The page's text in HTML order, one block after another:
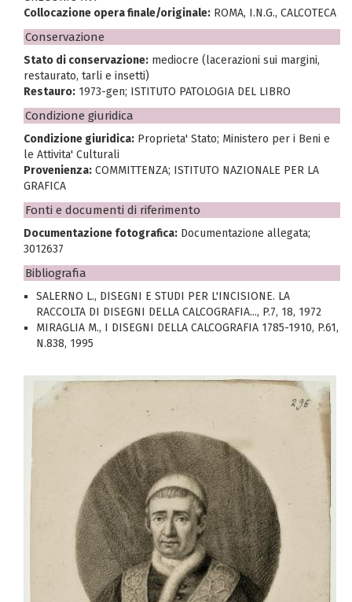
Collocazione opera finale/originale: ROMA, I.N.G., CALCOTECA
Conservazione
Stato di conservazione: mediocre (lacerazioni sui margini,
restaurato, tarli e insetti)
Restauro: 1973-gen; ISTITUTO PATOLOGIA DEL LIBRO
Condizione giuridica
Condizione giuridica: Proprieta' Stato; Ministero per i Beni e
le Attivita' Culturali
Provenienza: COMMITTENZA; ISTITUTO NAZIONALE PER LA
GRAFICA
Fonti e documenti di riferimento
Documentazione fotografica: Documentazione allegata;
3012637
Bibliografia
SALERNO L., DISEGNI E STUDI PER L'INCISIONE. LA
RACCOLTA DI DISEGNI DELLA CALCOGRAFIA..., P.7, 18, 1972
MIRAGLIA M., I DISEGNI DELLA CALCOGRAFIA 1785-1910, P.61,
N.838, 1995